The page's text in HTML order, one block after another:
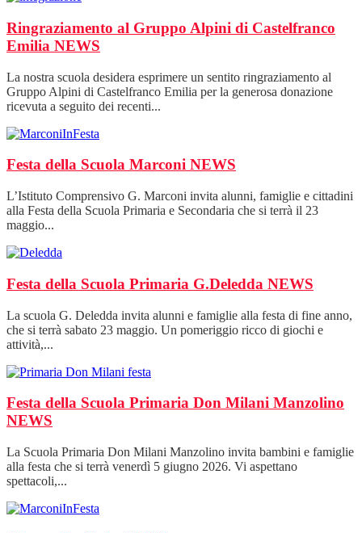
Ringraziamento al Gruppo Alpini di Castelfranco
Emilia NEWS
La nostra scuola desidera esprimere un sentito ringraziamento al
Gruppo Alpini di Castelfranco Emilia per la generosa donazione
ricevuta a seguito dei recenti...
Festa della Scuola Marconi NEWS
L’Istituto Comprensivo G. Marconi invita alunni, famiglie e cittadini
alla Festa della Scuola Primaria e Secondaria che si terrà il 23
maggio...
Festa della Scuola Primaria G.Deledda NEWS
La scuola G. Deledda invita alunni e famiglie alla festa di fine anno,
che si terrà sabato 23 maggio. Un pomeriggio ricco di giochi e
attività,...
Festa della Scuola Primaria Don Milani Manzolino
NEWS
La Scuola Primaria Don Milani Manzolino invita bambini e famiglie
alla festa che si terrà venerdì 5 giugno 2026. Vi aspettano
spettacoli,...